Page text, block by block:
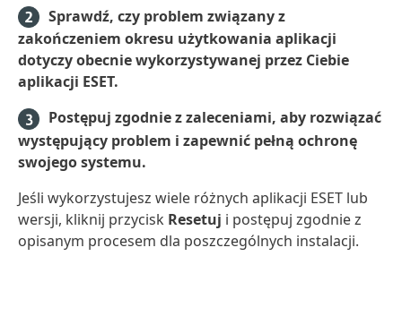
Sprawdź, czy problem związany z
zakończeniem okresu użytkowania aplikacji
dotyczy obecnie wykorzystywanej przez Ciebie
aplikacji ESET.
Postępuj zgodnie z zaleceniami, aby rozwiązać
występujący problem i zapewnić pełną ochronę
swojego systemu.
Jeśli wykorzystujesz wiele różnych aplikacji ESET lub
wersji, kliknij przycisk Resetuj i postępuj zgodnie z
opisanym procesem dla poszczególnych instalacji.